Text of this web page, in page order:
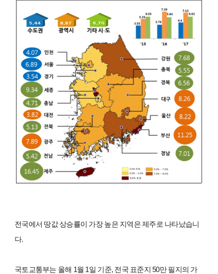
전국에서 땅값 상승률이 가장 높은 지역은 제주로 나타났습니
다.
국토교통부는 올해 1월 1일 기준, 전국 표준지 50만 필지의 가